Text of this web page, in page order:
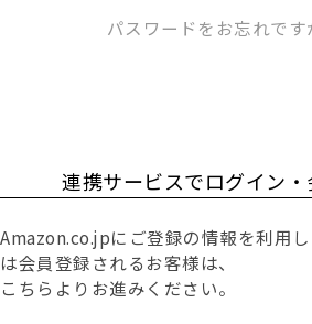
パスワードをお忘れです
連携サービスでログイン
Amazon.co.jpにご登録の情報を利用
は会員登録されるお客様は、
こちらよりお進みください。